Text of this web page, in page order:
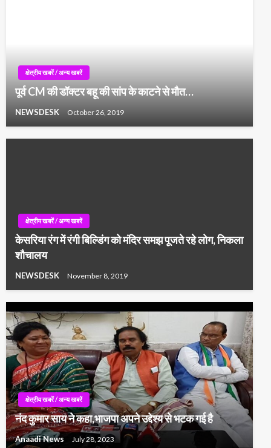
क्षेत्रीय खबरें / अन्य खबरें
पूर्व CM की डॉक्टर बहू की सांप के काटने से मौत…
NEWSDESK October 26, 2019
क्षेत्रीय खबरें / अन्य खबरें
केसरिया रंग में रंगी बिल्डिंग को मंदिर समझ पूजते रहे लोग, निकला
शौचालय
NEWSDESK November 8, 2019
क्षेत्रीय खबरें / अन्य खबरें
नंद कुमार साय ने कहा,भाजपा अपने उद्देश्य से भटक गई है
Anaadi News July 28, 2023